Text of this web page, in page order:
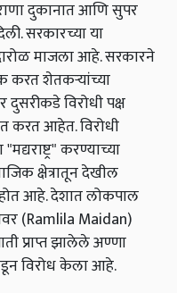
दुकानात आणि सुपर
सरकारच्या या
माजला आहे. सरकारने
करत शेतकऱ्यांच्या
विरोधी पक्ष
करत आहेत. विरोधी
करण्याच्या
क्षेत्रातून देखील
होत आहे. देशात लोकपाल
(Ramlila Maidan)
प्राप्त झालेले अण्णा
विरोध केला आहे.